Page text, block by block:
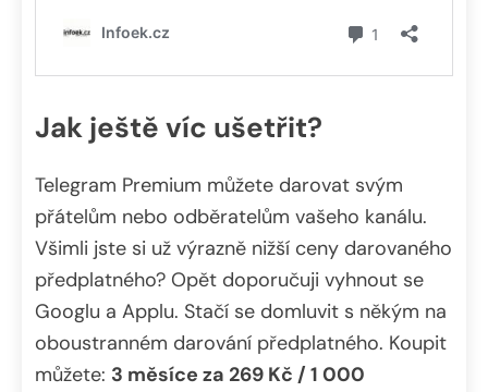
Jak ještě víc ušetřit?
Telegram Premium můžete darovat svým
přátelům nebo odběratelům vašeho kanálu.
Všimli jste si už výrazně nižší ceny darovaného
předplatného? Opět doporučuji vyhnout se
Googlu a Applu. Stačí se domluvit s někým na
oboustranném darování předplatného. Koupit
můžete: 3 měsíce za 269 Kč / 1 000